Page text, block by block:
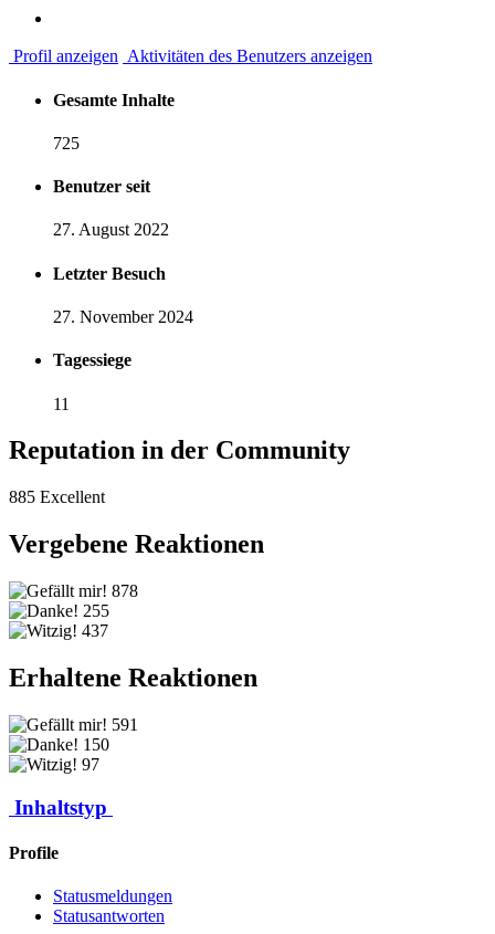
Profil anzeigen Aktivitäten des Benutzers anzeigen
Gesamte Inhalte
725
Benutzer seit
27. August 2022
Letzter Besuch
27. November 2024
Tagessiege
11
Reputation in der Community
885 Excellent
Vergebene Reaktionen
878
255
437
Erhaltene Reaktionen
591
150
97
Inhaltstyp
Profile
Statusmeldungen
Statusantworten